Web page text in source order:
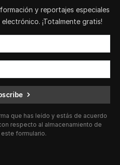
y reportajes especiales
¡Totalmente gratis!
que has leído y estás de acuerdo
respecto al almacenamiento de
formulario.